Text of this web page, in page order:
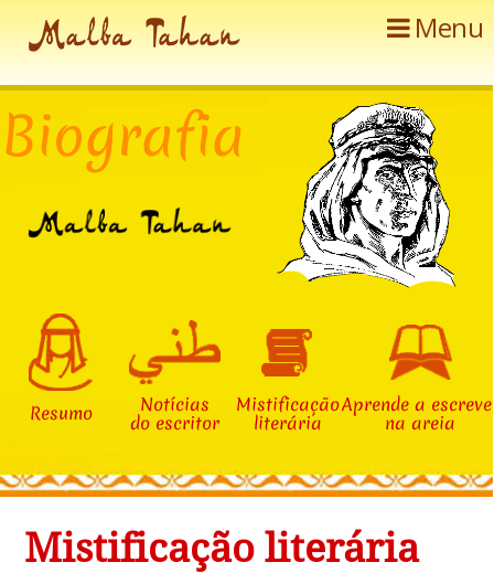
Menu
Biografia
Resumo Notícias
do escritor
Mistificação
literária
Aprende a escreve
na areia
Mistificação literária